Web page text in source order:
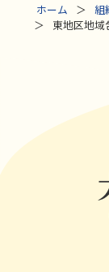
ホーム
組
東地区地域